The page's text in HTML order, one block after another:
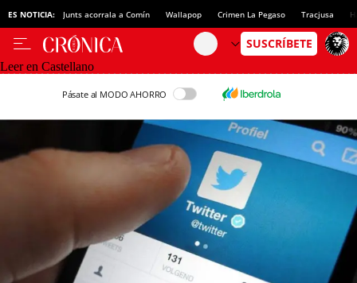
ES NOTICIA: Junts acorrala a Comín Wallapop Crimen La Pegaso Tracjusa
Leer en Castellano
Pásate al MODO AHORRO